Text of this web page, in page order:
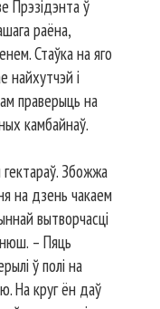
Прэзідэнта ў
раёна,
Стаўка на яго
найхутчэй і
праверыць на
камбайнаў.
Збожжа
на дзень чакаем
вытворчасці
– Пяць
ў полі на
На круг ён даў